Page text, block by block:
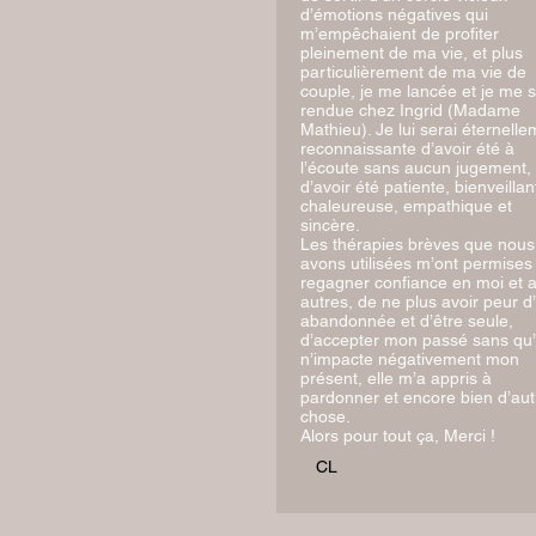
d’émotions négatives qui
m’empêchaient de profiter
pleinement de ma vie, et plus
particulièrement de ma vie de
couple, je me lancée et je me
rendue chez Ingrid (Madame
Mathieu). Je lui serai
reconnaissante d’avoir été à
l’écoute sans aucun jugement,
d’avoir été patiente,
chaleureuse, empathique et
sincère.
Les thérapies brèves que nous
avons utilisées m’ont permises
regagner confiance en moi et
autres, de ne plus avoir peur
abandonnée et d’être seule,
d’accepter mon passé sans
n’impacte négativement mon
présent, elle m’a appris à
pardonner et encore bien
chose.
Alors pour tout ça, Merci !
CL